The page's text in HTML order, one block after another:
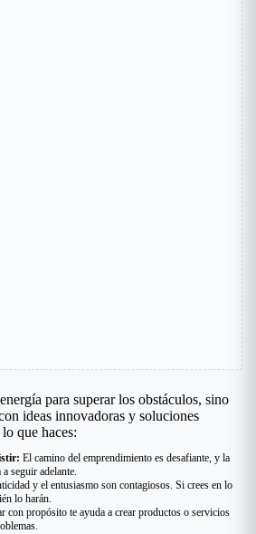
para superar los obstáculos, sino
ideas innovadoras y soluciones
que haces:
El camino del emprendimiento es desafiante, y la
seguir adelante.
y el entusiasmo son contagiosos. Si crees en lo
lo harán.
con propósito te ayuda a crear productos o servicios